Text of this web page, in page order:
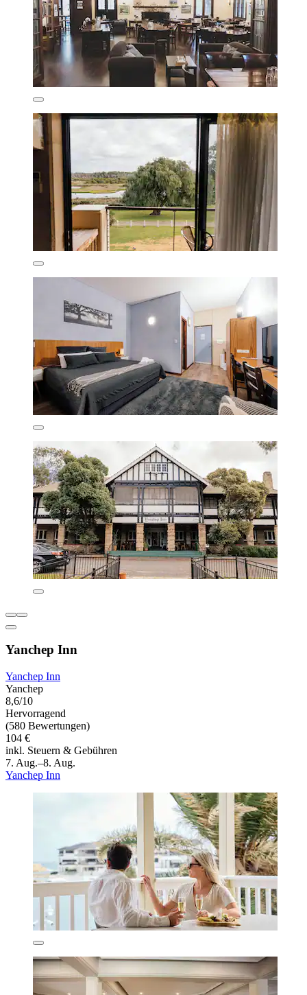
Yanchep Inn
Yanchep Inn
Yanchep
8,6/10
Hervorragend
(580 Bewertungen)
104 €
inkl. Steuern & Gebühren
7. Aug.–8. Aug.
Yanchep Inn